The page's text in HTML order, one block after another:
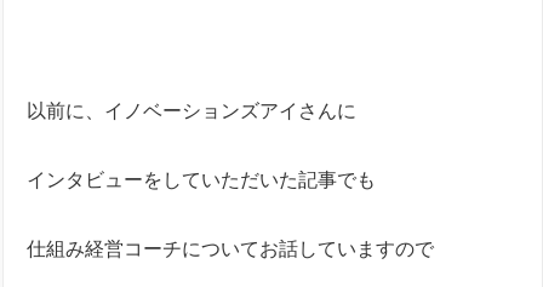
以前に、イノベーションズアイさんに
インタビューをしていただいた記事でも
仕組み経営コーチについてお話していますので